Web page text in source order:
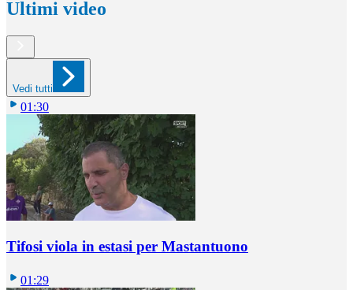
Ultimi video
Vedi tutti
01:30
Tifosi viola in estasi per Mastantuono
01:29